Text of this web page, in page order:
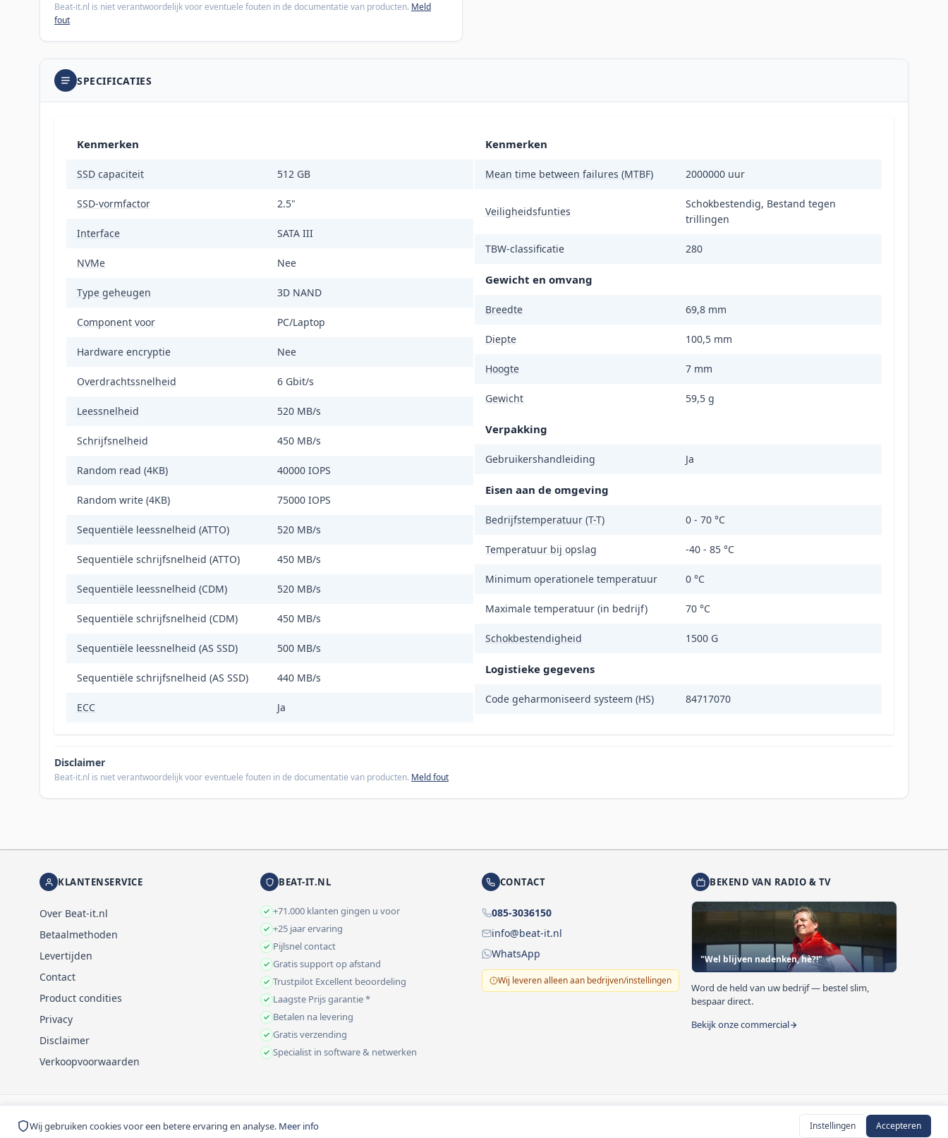
Wij gebruiken cookies voor een betere ervaring en analyse. Meer info Instellingen Accepteren
Beat-it.nl is niet verantwoordelijk voor eventuele fouten in de documentatie van producten. Meld
fout
SPECIFICATIES
Kenmerken
SSD capaciteit 512 GB
SSD-vormfactor 2.5"
Interface SATA III
NVMe Nee
Type geheugen 3D NAND
Component voor PC/Laptop
Hardware encryptie Nee
Overdrachtssnelheid 6 Gbit/s
Leessnelheid 520 MB/s
Schrijfsnelheid 450 MB/s
Random read (4KB) 40000 IOPS
Random write (4KB) 75000 IOPS
Sequentiële leessnelheid (ATTO) 520 MB/s
Sequentiële schrijfsnelheid (ATTO) 450 MB/s
Sequentiële leessnelheid (CDM) 520 MB/s
Sequentiële schrijfsnelheid (CDM) 450 MB/s
Sequentiële leessnelheid (AS SSD) 500 MB/s
Sequentiële schrijfsnelheid (AS SSD) 440 MB/s
ECC Ja
Kenmerken
Mean time between failures (MTBF) 2000000 uur
Veiligheidsfunties
Schokbestendig, Bestand tegen
trillingen
TBW-classificatie 280
Gewicht en omvang
Breedte 69,8 mm
Diepte 100,5 mm
Hoogte 7 mm
Gewicht 59,5 g
Verpakking
Gebruikershandleiding Ja
Eisen aan de omgeving
Bedrijfstemperatuur (T-T) 0 - 70 °C
Temperatuur bij opslag -40 - 85 °C
Minimum operationele temperatuur 0 °C
Maximale temperatuur (in bedrijf) 70 °C
Schokbestendigheid 1500 G
Logistieke gegevens
Code geharmoniseerd systeem (HS) 84717070
Disclaimer
Beat-it.nl is niet verantwoordelijk voor eventuele fouten in de documentatie van producten. Meld fout
KLANTENSERVICE
Over Beat-it.nl
Betaalmethoden
Levertijden
Contact
Product condities
Privacy
Disclaimer
Verkoopvoorwaarden
BEAT-IT.NL
+71.000 klanten gingen u voor
+25 jaar ervaring
Pijlsnel contact
Gratis support op afstand
Trustpilot Excellent beoordeling
Laagste Prijs garantie *
Betalen na levering
Gratis verzending
Specialist in software & netwerken
CONTACT
085-3036150
info@beat-it.nl
WhatsApp
Wij leveren alleen aan bedrijven/instellingen
BEKEND VAN RADIO & TV
"Wel blijven nadenken, hè?!"
Word de held van uw bedrijf — bestel slim,
bespaar direct.
Bekijk onze commercial
© 1999-2026 Beat-it.nl. Vermelde prijzen zijn excl. BTW tenzij anders vermeld.